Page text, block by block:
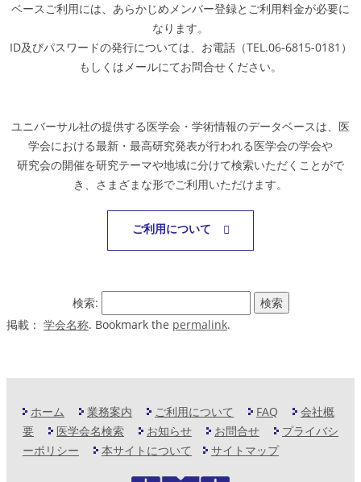
ベースご利用には、あらかじめメンバー登録とご利用料金が必要に
なります。
ID及びパスワードの発行については、お電話（TEL.06-6815-0181）
もしくはメールにてお問合せください。
ユニバーサル社の提供する医学会・学術情報のデータベースは、医
学会における最新・最高研究発表が行われる医学会の学会や
研究会の開催を研究テーマや地域に分けて検索いただくことがで
き、さまざまな形でご利用いただけます。
ご利用について
検索:
掲載： 学会名称. Bookmark the permalink.
ホーム 業務案内 ご利用について FAQ
会社概
要
医学会名検索 お知らせ お問合せ
プライバシ
ーポリシー
本サイトについて サイトマップ